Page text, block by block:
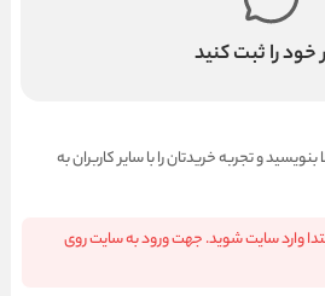
خود را ثبت کنید
و تجربه خریدتان را با سایر کاربران به
وارد سایت شوید. جهت ورود به سایت روی